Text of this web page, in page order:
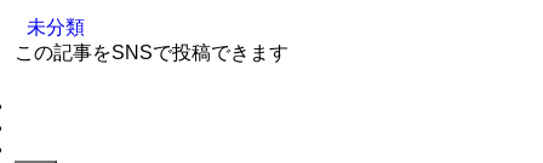
未分類
この記事をSNSで投稿できます